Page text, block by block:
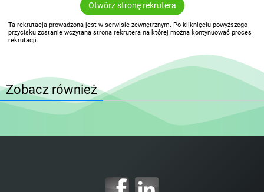
Otwórz stronę rekrutera
Ta rekrutacja prowadzona jest w serwisie zewnętrznym. Po kliknięciu powyższego
przycisku zostanie wczytana strona rekrutera na której można kontynuować proces
rekrutacji.
Zobacz również